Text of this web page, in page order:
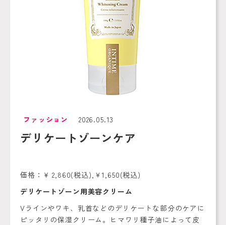
ファッション 2026.05.13
デリケートゾーンケア
価格：¥ 2,860(税込),￥1,650(税込)
デリケートゾーン用美容クリーム
Vラインやワキ、乳首などのデリケートな部分のケアに
ピッタリの保湿クリーム。ヒマワリ種子油によって皮